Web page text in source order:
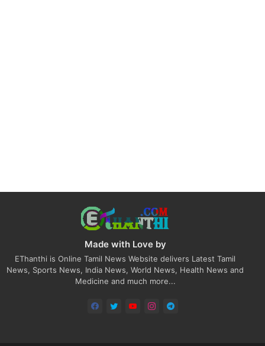
Made with Love by
EThanthi is Online Tamil News Website delivers Latest Tamil
News, Sports News, India News, World News, Health News and
Medicine and much more...